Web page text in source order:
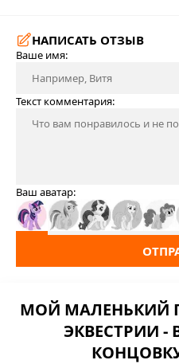
НАПИСАТЬ ОТЗЫВ
Ваше имя:
Текст комментария:
Ваш аватар:
МОЙ МАЛЕНЬКИЙ
ЭКВЕСТРИИ